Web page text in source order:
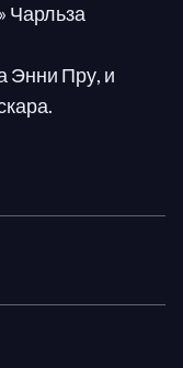
Чарльза
Энни Пру, и
историю
и